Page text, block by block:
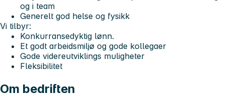
og i team
Generelt god helse og fysikk
Vi tilbyr:
Konkurransedyktig lønn.
Et godt arbeidsmiljø og gode kollegaer
Gode videreutviklings muligheter
Fleksibilitet
Om bedriften